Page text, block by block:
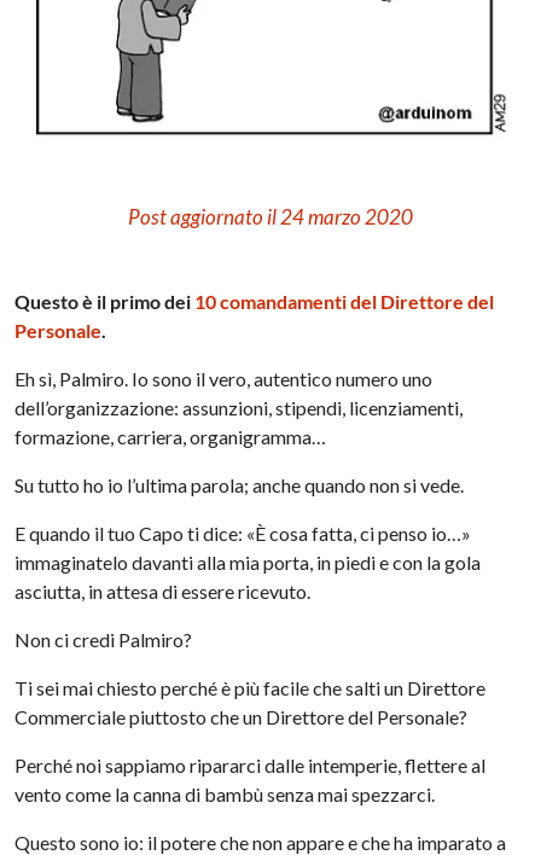
Post aggiornato il 24 marzo 2020
Questo è il primo dei 10 comandamenti del Direttore del
Personale.
Eh sì, Palmiro. Io sono il vero, autentico numero uno
dell’organizzazione: assunzioni, stipendi, licenziamenti,
formazione, carriera, organigramma…
Su tutto ho io l’ultima parola; anche quando non si vede.
E quando il tuo Capo ti dice: «È cosa fatta, ci penso io…»
immaginatelo davanti alla mia porta, in piedi e con la gola
asciutta, in attesa di essere ricevuto.
Non ci credi Palmiro?
Ti sei mai chiesto perché è più facile che salti un Direttore
Commerciale piuttosto che un Direttore del Personale?
Perché noi sappiamo ripararci dalle intemperie, flettere al
vento come la canna di bambù senza mai spezzarci.
Questo sono io: il potere che non appare e che ha imparato a